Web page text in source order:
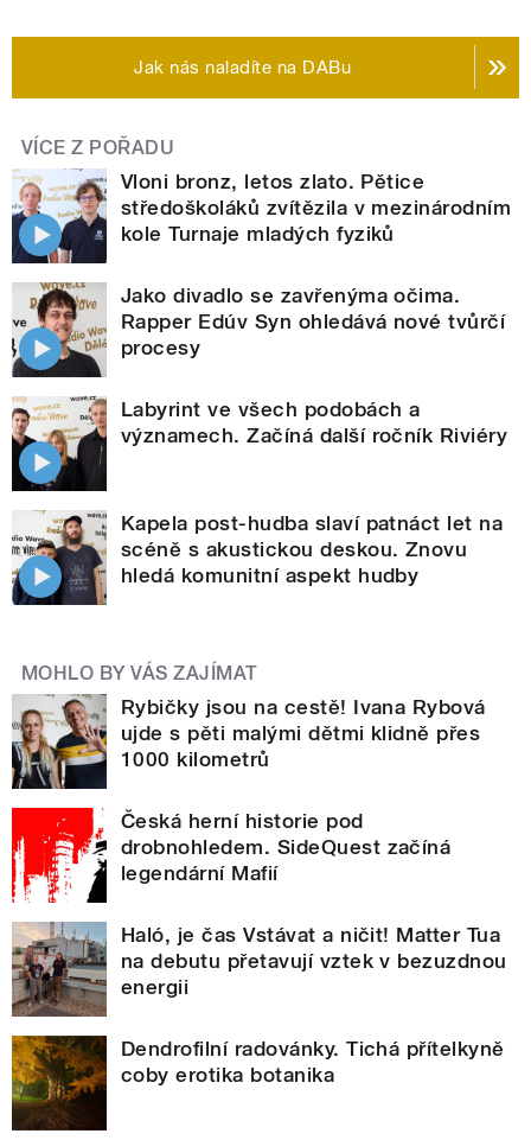
Jak nás naladíte na DABu
VÍCE Z POŘADU
Vloni bronz, letos zlato. Pětice
středoškoláků zvítězila v mezinárodním
kole Turnaje mladých fyziků
Jako divadlo se zavřenýma očima.
Rapper Edúv Syn ohledává nové tvůrčí
procesy
Labyrint ve všech podobách a
významech. Začíná další ročník Riviéry
Kapela post-hudba slaví patnáct let na
scéně s akustickou deskou. Znovu
hledá komunitní aspekt hudby
MOHLO BY VÁS ZAJÍMAT
Rybičky jsou na cestě! Ivana Rybová
ujde s pěti malými dětmi klidně přes
1000 kilometrů
Česká herní historie pod
drobnohledem. SideQuest začíná
legendární Mafií
Haló, je čas Vstávat a ničit! Matter Tua
na debutu přetavují vztek v bezuzdnou
energii
Dendrofilní radovánky. Tichá přítelkyně
coby erotika botanika